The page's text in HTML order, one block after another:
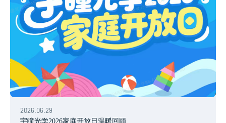
2026.06.29
宇瞳光学2026家庭开放日温暖回顾